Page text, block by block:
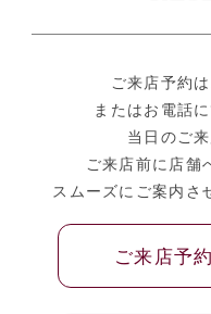
ご来店予約
またはお電話
当日のご
ご来店前に店舗
スムーズにご案内さ
ご来店予